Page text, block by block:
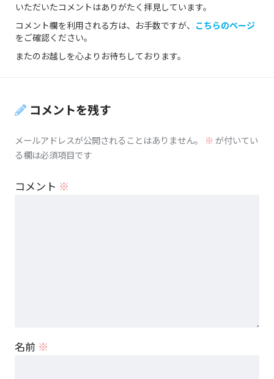
いただいたコメントはありがたく拝見しています。
コメント欄を利用される方は、お手数ですが、 こちらのページ
をご確認ください。
またのお越しを心よりお待ちしております。
コメントを残す
メールアドレスが公開されることはありません。 ※が付いてい
る欄は必須項目です
コメント ※
名前 ※